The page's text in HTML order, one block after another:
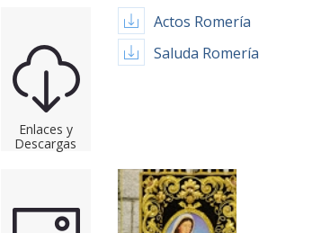
Enlaces y
Descargas
Actos Romería
Saluda Romería